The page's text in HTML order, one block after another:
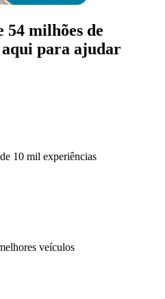
54 milhões de
aqui para ajudar
10 mil experiências
veículos